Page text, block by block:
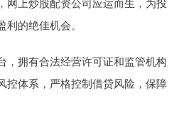
的绝佳机会。
，拥有合法经营许可证和监管机构
控体系，严格控制借贷风险，保障